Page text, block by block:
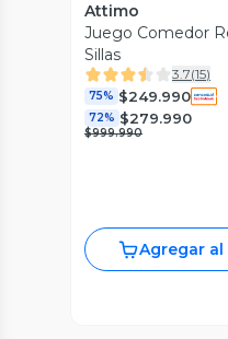
Attimo
Juego Comedor
Sillas
3.7(15)
75% $249.990
72% $279.990
$999.990
Agregar al